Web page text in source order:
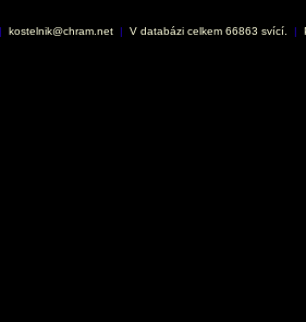
| kostelnik@chram.net | V databázi celkem 66863 svící. |